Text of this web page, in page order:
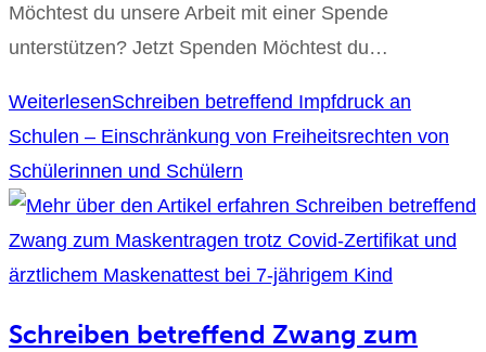
Möchtest du unsere Arbeit mit einer Spende
unterstützen? Jetzt Spenden Möchtest du…
WeiterlesenSchreiben betreffend Impfdruck an
Schulen – Einschränkung von Freiheitsrechten von
Schülerinnen und Schülern
Schreiben betreffend Zwang zum